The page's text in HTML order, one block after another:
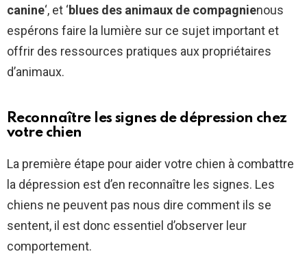
canine‘, et ‘blues des animaux de compagnienous
espérons faire la lumière sur ce sujet important et
offrir des ressources pratiques aux propriétaires
d’animaux.
Reconnaître les signes de dépression chez
votre chien
La première étape pour aider votre chien à combattre
la dépression est d’en reconnaître les signes. Les
chiens ne peuvent pas nous dire comment ils se
sentent, il est donc essentiel d’observer leur
comportement.